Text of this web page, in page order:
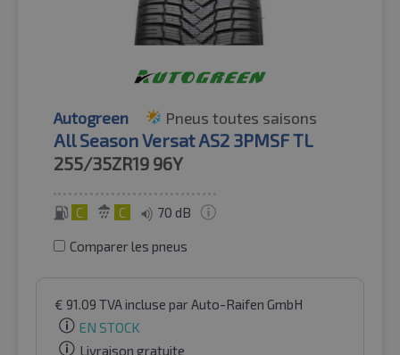
Autogreen Pneus toutes saisons
All Season Versat AS2 3PMSF TL
255/35ZR19 96Y
C C 70 dB
Comparer les pneus
€ 91.09 TVA incluse par Auto-Raifen GmbH
EN STOCK
Livraison gratuite